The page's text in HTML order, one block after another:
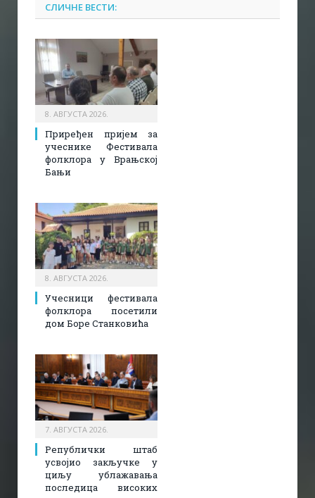
СЛИЧНЕ ВЕСТИ:
8. АВГУСТА 2026.
Приређен пријем за
учеснике Фестивала
фолклора у Врањској
Бањи
8. АВГУСТА 2026.
Учесници фестивала
фолклора посетили
дом Боре Станковића
7. АВГУСТА 2026.
Републички штаб
усвојио закључке у
циљу ублажавања
последица високих